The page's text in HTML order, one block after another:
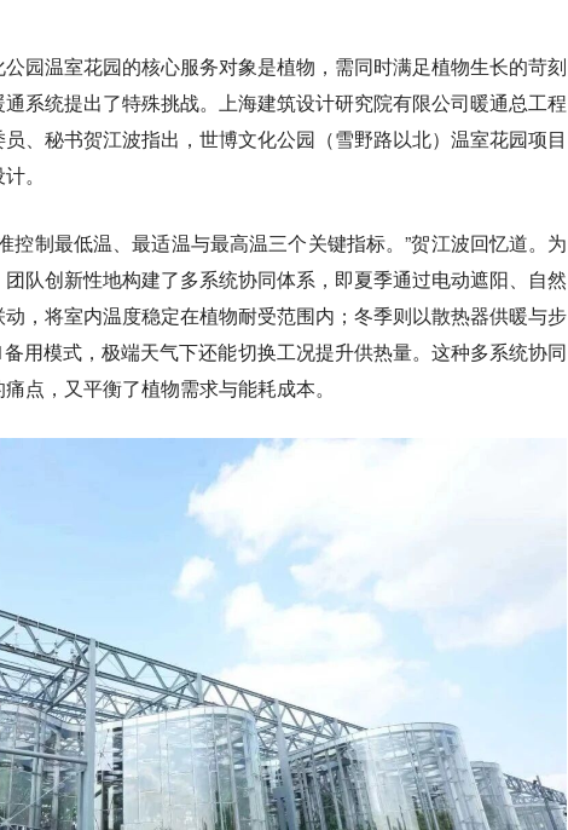
园温室花园的核心服务对象是植物，需同时满足植物生长的苛刻
系统提出了特殊挑战。上海建筑设计研究院有限公司暖通总工程
、秘书贺江波指出，世博文化公园（雪野路以北）温室花园项目
。
控制最低温、最适温与最高温三个关键指标。”贺江波回忆道。为
队创新性地构建了多系统协同体系，即夏季通过电动遮阳、自然
，将室内温度稳定在植物耐受范围内；冬季则以散热器供暖与步
用模式，极端天气下还能切换工况提升供热量。这种多系统协同
点，又平衡了植物需求与能耗成本。